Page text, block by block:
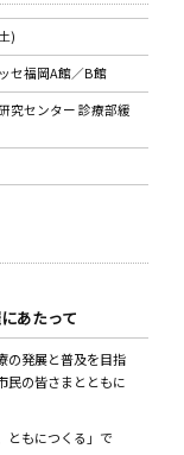
)
セ福岡A館／B館
センター 診療部緩
あたって
の発展と普及を目指
民の皆さまとともに
ともにつくる」で